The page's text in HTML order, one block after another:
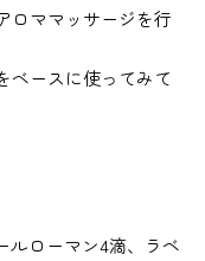
ロママッサージを行
ベースに使ってみて
ルローマン4滴、ラベ